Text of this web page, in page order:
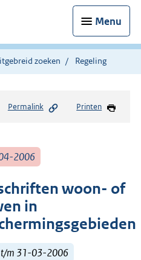
Menu
zoeken Regeling
Permalink Printen
2006
woon- of
in
t/m 31-03-2006